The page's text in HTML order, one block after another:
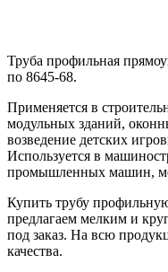
Труба профильная
по 8645-68.
Применяется в
модульных зданий,
возведение детских
Используется в
промышленных машин,
Купить трубу
предлагаем мелким и
под заказ. На всю
качества.